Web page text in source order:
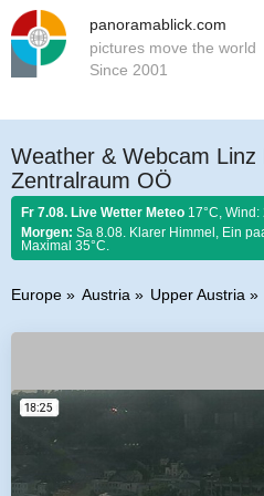
panoramablick.com
pictures move the world
Since 2001
Weather & Webcam Linz
Zentralraum OÖ
Fr 7.08. Live Wetter Meteo 17°C,
Morgen: Sa 8.08. Klarer Himmel, Ein
Maximal 35°C.
Europe Austria Upper Austria